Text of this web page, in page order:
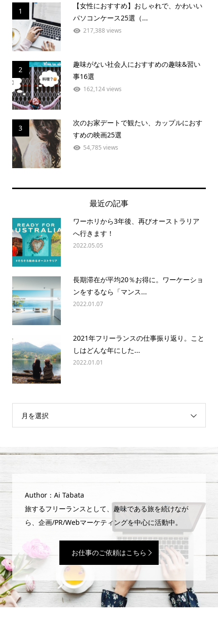
1
【女性におすすめ】おしゃれで、かわいい
パソコンケース25選（...
217,388 views
2
趣味がない社会人におすすめの趣味&習い
事16選
162,124 views
3
次のお家デートで観たい、カップルにおす
すめの映画25選
54,785 views
最近の記事
ワーホリから3年後、再びオーストラリア
へ行きます！
2022.05.05
長期滞在が平均20％お得に。ワーケーショ
ンをするなら「マンス...
2022.01.07
2021年フリーランスの仕事振り返り。こと
しはどんな年にした...
2022.01.01
月を選択
Author：Ai Tabata
旅するフリーランスとして、趣味である旅を続けなが
ら、企画/PR/Webマーケティングを中心に活動中。
お仕事のご依頼はこちら